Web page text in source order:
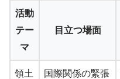
活動
テー
マ
目立つ場面
領土
国際関係の緊張